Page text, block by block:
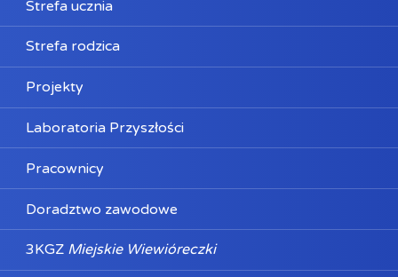
Strefa ucznia
Strefa rodzica
Projekty
Laboratoria Przyszłości
Pracownicy
Doradztwo zawodowe
3KGZ Miejskie Wiewióreczki